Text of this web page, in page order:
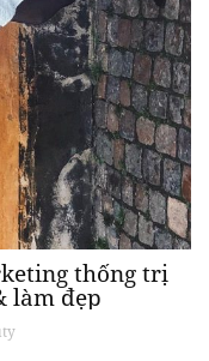
thống trị
làm đẹp